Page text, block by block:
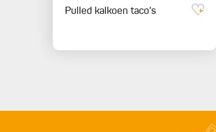
Pulled kalkoen taco's